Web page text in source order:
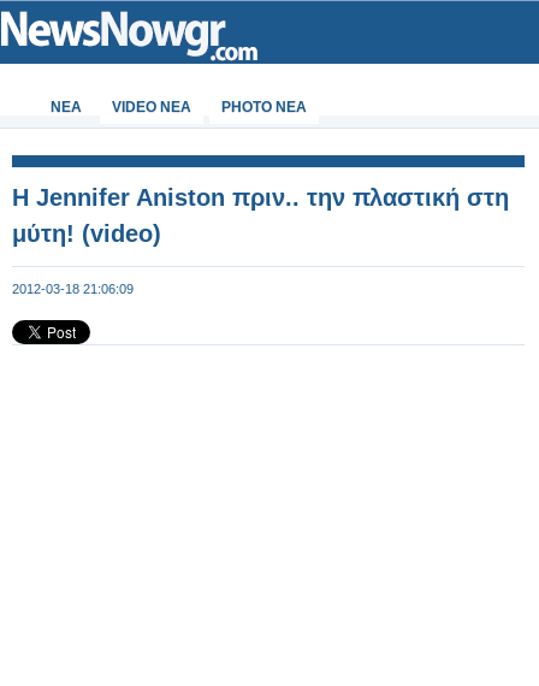
ΝΕΑ VIDEO NEA PHOTO NEA
Η Jennifer Aniston πριν.. την πλαστική στη
μύτη! (video)
2012-03-18 21:06:09